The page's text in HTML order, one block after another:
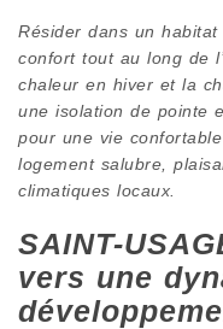
Résider dans un
confort tout au long de
chaleur en hiver et la
une isolation de pointe
pour une vie
logement salubre,
climatiques locaux.
SAINT-
vers une